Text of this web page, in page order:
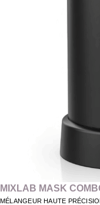
MIXLAB MASK
MÉLANGEUR HAUTE